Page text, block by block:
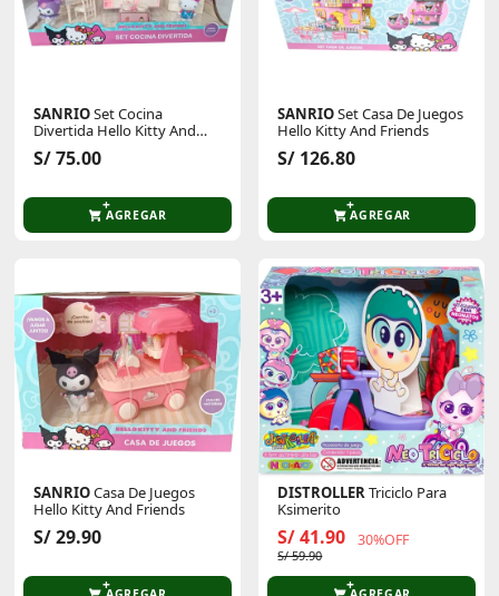
SANRIOSet Cocina
Divertida Hello Kitty And
Friends
S/ 75.00
AGREGAR
SANRIOSet Casa De Juegos
Hello Kitty And Friends
S/ 126.80
AGREGAR
SANRIOCasa De Juegos
Hello Kitty And Friends
S/ 29.90
DISTROLLERTriciclo Para
Ksimerito
S/ 41.90 30%OFF
S/ 59.90